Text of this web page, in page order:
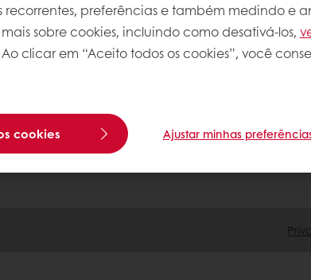
recorrentes, preferências e também medindo e
sobre cookies, incluindo como desativá-los,
clicar em “Aceito todos os cookies”, você
cookies Ajustar minhas